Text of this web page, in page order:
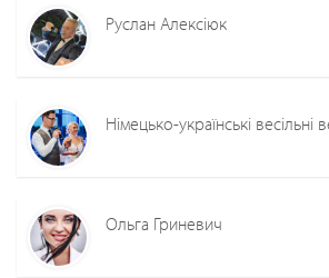
Руслан Алексіюк
Німецько-українські весільні
Ольга Гриневич